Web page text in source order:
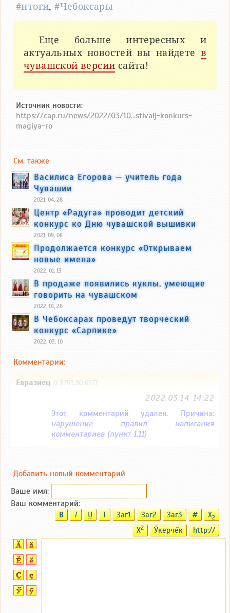
#итоги,#Чебоксары
Еще больше интересных и
актуальных новостей вы найдете в
чувашской версии сайта!
Источник новости:
https://cap.ru/news/2022/03/10...stivalj-konkurs-
magiya-ro
См. также
Василиса Егорова — учитель года
Чувашии
2021, 04, 28
Центр «Радуга» проводит детский
конкурс ко Дню чувашской вышивки
2021, 09, 06
Продолжается конкурс «Открываем
новые имена»
2022, 01, 13
В продаже появились куклы, умеющие
говорить на чувашском
2022, 01, 26
В Чебоксарах проведут творческий
конкурс «Сарпике»
2022, 03, 10
Комментарии:
Евразиец // 3753.90.6577
2022.03.14 14:22
Этот комментарий удален. Причина:
нарушение правил написания
комментариев (пункт 1.11)
Добавить новый комментарий
Ваше имя:
Ваш комментарий:
B T U T Заг1 Заг2 Заг3 # X2
X2 Ӳкерчĕк http://